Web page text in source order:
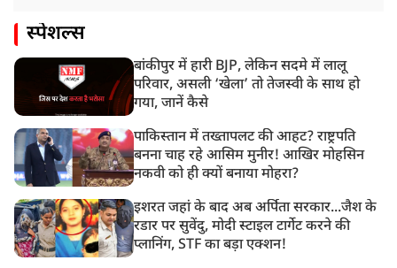
स्पेशल्स
बांकीपुर में हारी BJP, लेकिन सदमे में लालू
परिवार, असली ‘खेला’ तो तेजस्वी के साथ हो
गया, जानें कैसे
पाकिस्तान में तख्तापलट की आहट? राष्ट्रपति
बनना चाह रहे आसिम मुनीर! आखिर मोहसिन
नकवी को ही क्यों बनाया मोहरा?
इशरत जहां के बाद अब अर्पिता सरकार...जैश के
रडार पर सुवेंदु, मोदी स्टाइल टार्गेट करने की
प्लानिंग, STF का बड़ा एक्शन!